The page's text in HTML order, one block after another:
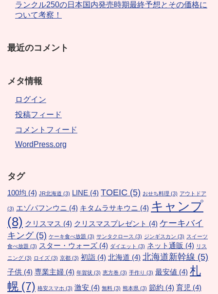
ランクル250の日本国内発売時期最終予想とその価格に
ついて考察！
最近のコメント
メタ情報
ログイン
投稿フィード
コメントフィード
WordPress.org
タグ
100均 (4) JR北海道 (3) LINE (4) TOEIC (5) おせち料理 (3) アウトドア
(3) エゾバフンウニ (4) キタムラサキウニ (4) キャンプ
(8) クリスマス (4) クリスマスプレゼント (4) ケーキバイ
キング(5) ケーキ食べ放題 (3) サンタクロース (3) ジンギスカン (3) スイーツ
食べ放題 (3) スター・ウォーズ (4) ダイエット (3) ネット通販 (4) リス
ニング (3) ロイズ (3) 京都 (3) 初詣 (4) 北海道 (4) 北海道新幹線 (5)
子供 (4) 専業主婦 (4) 年賀状 (3) 恵方巻 (3) 手作り (3) 最安値 (4) 札
幌 (7) 格安スマホ (3) 激安 (4) 無料 (3) 熊本県 (3) 節約 (4) 育児 (4)